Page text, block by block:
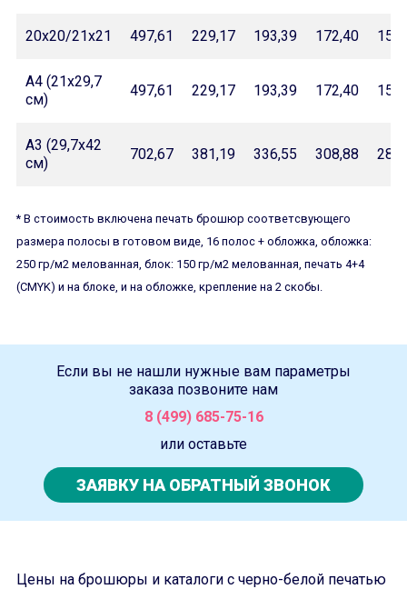
20x20/21x21 497,61 229,17 193,39 172,40
А4 (21х29,7
см)
497,61 229,17 193,39 172,40
А3 (29,7х42
см)
702,67 381,19 336,55 308,88
* В стоимость включена печать брошюр соответсвующего
размера полосы в готовом виде, 16 полос + обложка, обложка:
250 гр/м2 мелованная, блок: 150 гр/м2 мелованная, печать 4+4
(CMYK) и на блоке, и на обложке, крепление на 2 скобы.
Если вы не нашли нужные вам параметры
заказа позвоните нам
8 (499) 685-75-16
или оставьте
ЗАЯВКУ НА ОБРАТНЫЙ ЗВОНОК
Цены на брошюры и каталоги с черно-белой печатью